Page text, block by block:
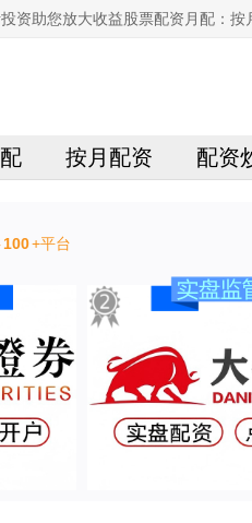
资助您放大收益股票配资月配：
按月配资 配资
100+平台